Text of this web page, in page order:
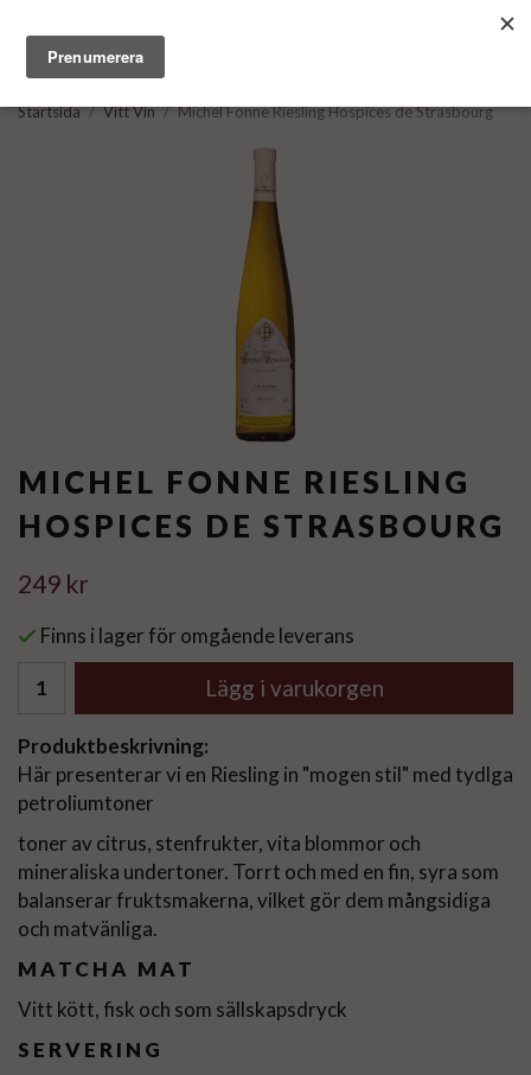
Startsida / Vitt Vin / Michel Fonne Riesling Hospices de Strasbourg
MICHEL FONNE RIESLING
HOSPICES DE STRASBOURG
249 kr
Finns i lager för omgående leverans
Lägg i varukorgen
Produktbeskrivning:
Här presenterar vi en Riesling in "mogen stil" med tydlga
petroliumtoner
toner av citrus, stenfrukter, vita blommor och
mineraliska undertoner. Torrt och med en fin, syra som
balanserar fruktsmakerna, vilket gör dem mångsidiga
och matvänliga.
MATCHA MAT
Vitt kött, fisk och som sällskapsdryck
SERVERING